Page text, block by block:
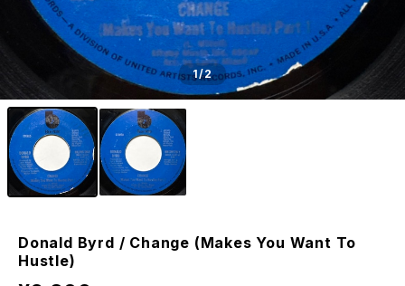
1/2
Donald Byrd / Change (Makes You Want To
Hustle)